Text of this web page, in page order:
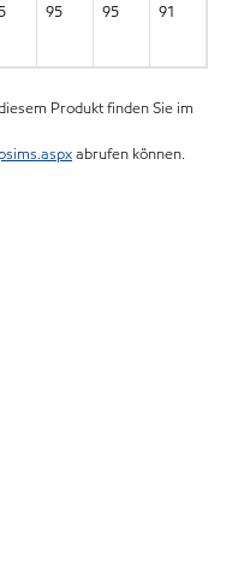
95 95 91
Produkt finden Sie im
abrufen können.